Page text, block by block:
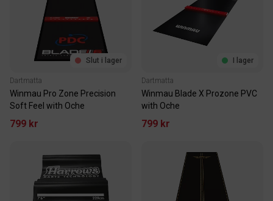
Slut i lager
Dartmatta
Winmau Pro Zone Precision
Soft Feel with Oche
799 kr
I lager
Dartmatta
Winmau Blade X Prozone PVC
with Oche
799 kr